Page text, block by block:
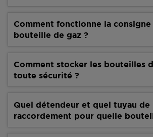
Comment fonctionne la consigne
bouteille de gaz ?
Comment stocker les bouteilles
toute sécurité ?
Quel détendeur et quel tuyau de
raccordement pour quelle